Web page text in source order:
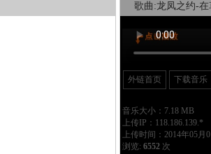
歌曲:龙凤之约-在
外链首页 下载音乐
音乐大小：7.18 MB
上传IP：118.186.139.*
上传时间：2014年05月
浏览: 6552次